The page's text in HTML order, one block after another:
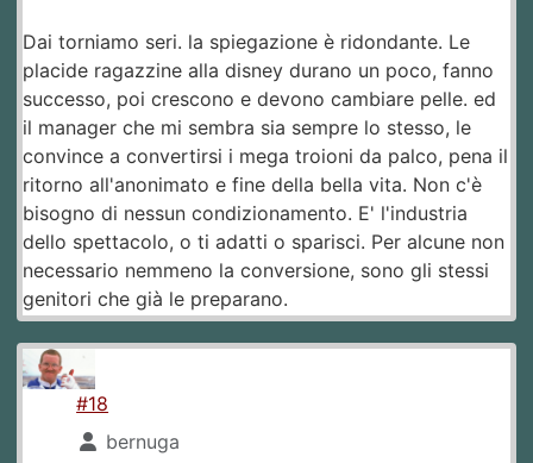
Dai torniamo seri. la spiegazione è ridondante. Le
placide ragazzine alla disney durano un poco, fanno
successo, poi crescono e devono cambiare pelle. ed
il manager che mi sembra sia sempre lo stesso, le
convince a convertirsi i mega troioni da palco, pena il
ritorno all'anonimato e fine della bella vita. Non c'è
bisogno di nessun condizionamento. E' l'industria
dello spettacolo, o ti adatti o sparisci. Per alcune non
necessario nemmeno la conversione, sono gli stessi
genitori che già le preparano.
#18
bernuga